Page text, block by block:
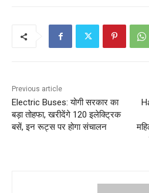
Previous article
Electric Buses: योगी सरकार का
बड़ा तोहफा, खरीदेंगे 120 इलेक्ट्रिक
बसें, इन रूट्स पर होगा संचालन